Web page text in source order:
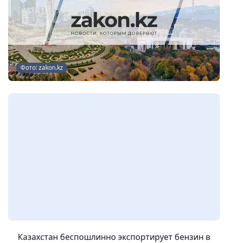
Фото: zakon.kz
Казахстан беспошлинно экспортирует бензин в